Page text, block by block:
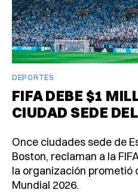
DEPORTES
FIFA DEBE $1
CIUDAD SEDE
Once ciudades sede de
Boston, reclaman a la
la organización prometió
Mundial 2026.